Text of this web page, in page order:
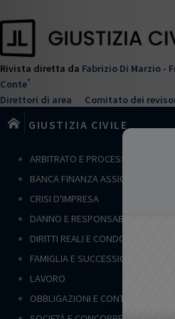
Rivista diretta da Fabrizio Di Marzio -
Conte*
Direttori di area Comitato dei
GIUSTIZIA CIVILE
ARBITRATO E PROCESSO CIVILE
BANCA FINANZA ASSICURAZIONI
CRISI D'IMPRESA
DANNO E RESPONSABILITÀ
DIRITTI REALI E CONDOMINIO
FAMIGLIA E SUCCESSIONI
LAVORO
OBBLIGAZIONI E CONTRATTI